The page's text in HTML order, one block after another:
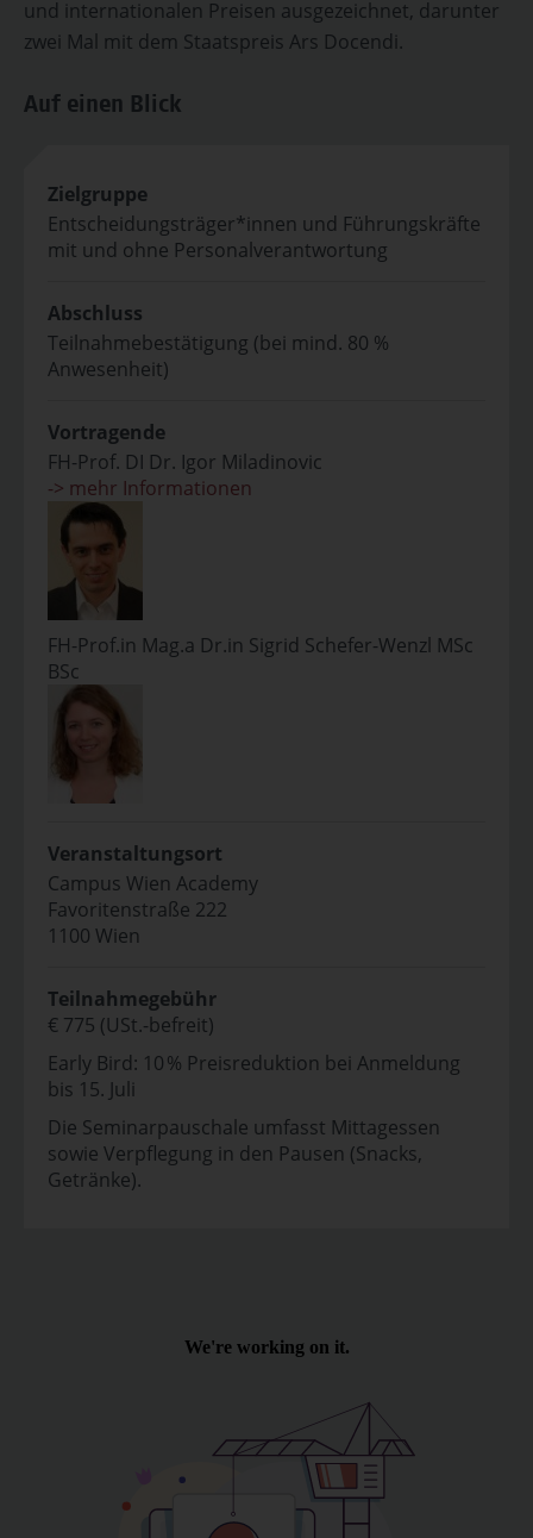
und internationalen Preisen ausgezeichnet, darunter
zwei Mal mit dem Staatspreis Ars Docendi.
Auf einen Blick
Zielgruppe
Entscheidungsträger*innen und Führungskräfte
mit und ohne Personalverantwortung
Abschluss
Teilnahmebestätigung (bei mind. 80 %
Anwesenheit)
Vortragende
FH-Prof. DI Dr. Igor Miladinovic
-> mehr Informationen
FH-Prof.in Mag.a Dr.in Sigrid Schefer-Wenzl MSc
BSc
Veranstaltungsort
Campus Wien Academy
Favoritenstraße 222
1100 Wien
Teilnahmegebühr
€ 775 (USt.-befreit)
Early Bird: 10 % Preisreduktion bei Anmeldung
bis 15. Juli
Die Seminarpauschale umfasst Mittagessen
sowie Verpflegung in den Pausen (Snacks,
Getränke).